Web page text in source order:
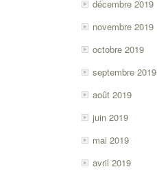
décembre 2019
novembre 2019
octobre 2019
septembre 2019
août 2019
juin 2019
mai 2019
avril 2019